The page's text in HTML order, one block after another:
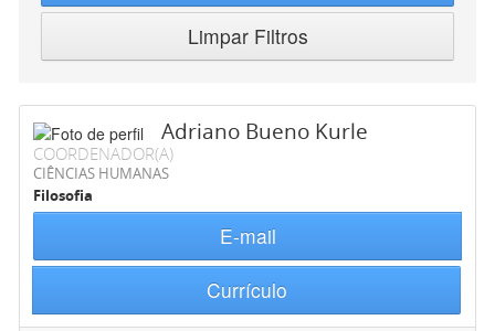
Limpar Filtros
Adriano Bueno Kurle
COORDENADOR(A)
CIÊNCIAS HUMANAS
Filosofia
E-mail
Currículo